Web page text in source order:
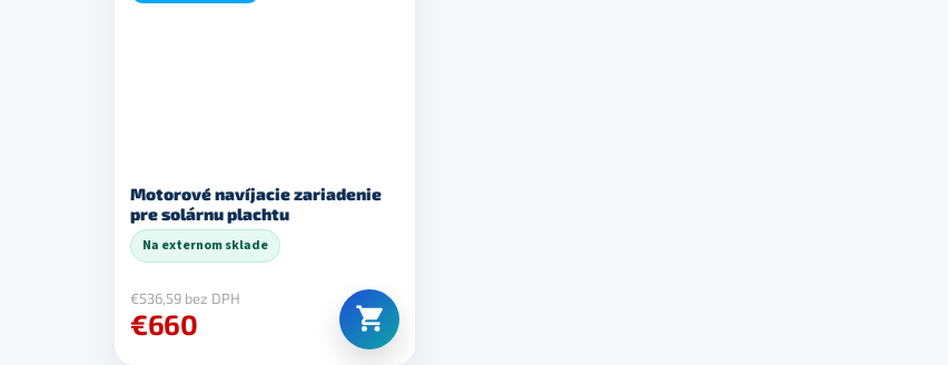
Motorové navíjacie zariadenie
pre solárnu plachtu
Na externom sklade
€536,59 bez DPH
€660